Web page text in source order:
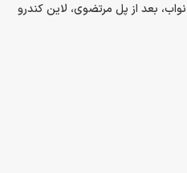
بعد از پل مرتضوی، لاین کندرو